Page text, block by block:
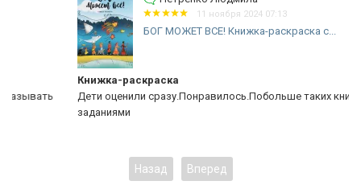
11 ноября 2024 07:13
БОГ МОЖЕТ ВСЕ! Книжка-раскраска с...
Книжка-раскраска
Дети оценили сразу.Понравилось.Побольше таких книжек с
Назад Вперед